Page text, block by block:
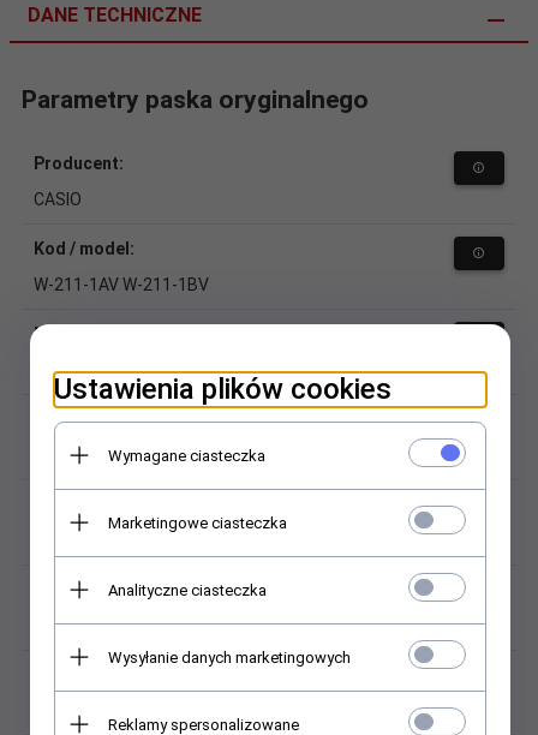
DANE TECHNICZNE
Parametry paska oryginalnego
Producent:
CASIO
Kod / model:
W-211-1AV W-211-1BV
Materiał (pasek):
tworzywo sztuczne
Kolor / odcień:
czarny
Kolor sprzączki:
czarny
Ustawienia plików cookies
Wymagane ciasteczka
Marketingowe ciasteczka
Analityczne ciasteczka
Wysyłanie danych marketingowych
Reklamy spersonalizowane